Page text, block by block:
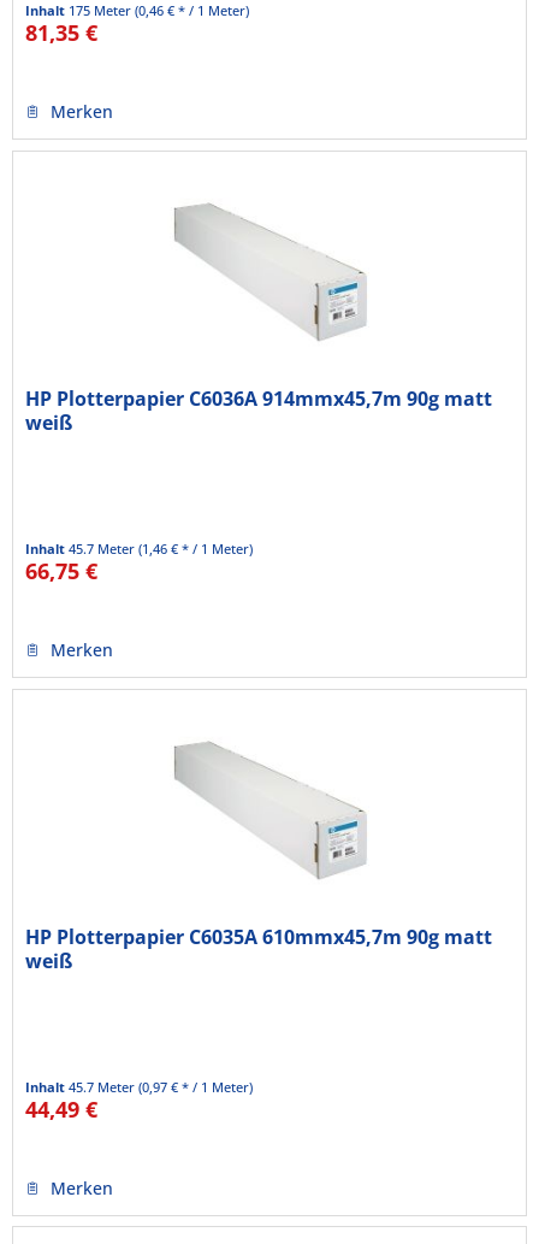
Inhalt 175 Meter(0,46 € * / 1 Meter)
81,35 €
Merken
HP Plotterpapier C6036A 914mmx45,7m 90g matt
weiß
Inhalt45.7 Meter(1,46 € * / 1 Meter)
66,75 €
Merken
HP Plotterpapier C6035A 610mmx45,7m 90g matt
weiß
Inhalt45.7 Meter(0,97 € * / 1 Meter)
44,49 €
Merken